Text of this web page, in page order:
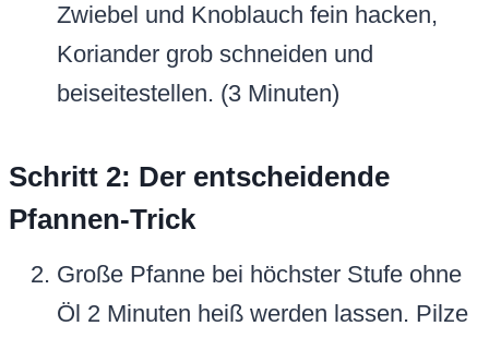
Zwiebel und Knoblauch fein hacken,
Koriander grob schneiden und
beiseitestellen. (3 Minuten)
Schritt 2: Der entscheidende
Pfannen-Trick
Große Pfanne bei höchster Stufe ohne
Öl 2 Minuten heiß werden lassen. Pilze